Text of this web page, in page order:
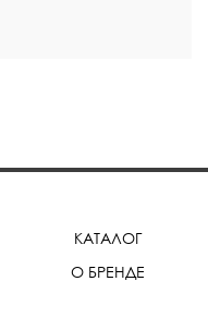
КАТАЛОГ
О БРЕНДЕ